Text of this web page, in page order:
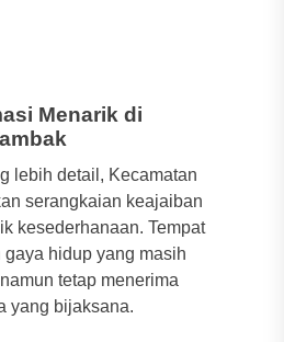
Menarik di
lebih detail, Kecamatan
serangkaian keajaiban
kesederhanaan. Tempat
hidup yang masih
tetap menerima
yang bijaksana.